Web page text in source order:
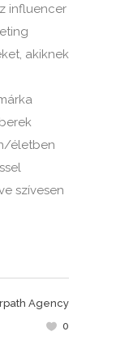
influencer
akiknek
életben
szívesen
Agency
0